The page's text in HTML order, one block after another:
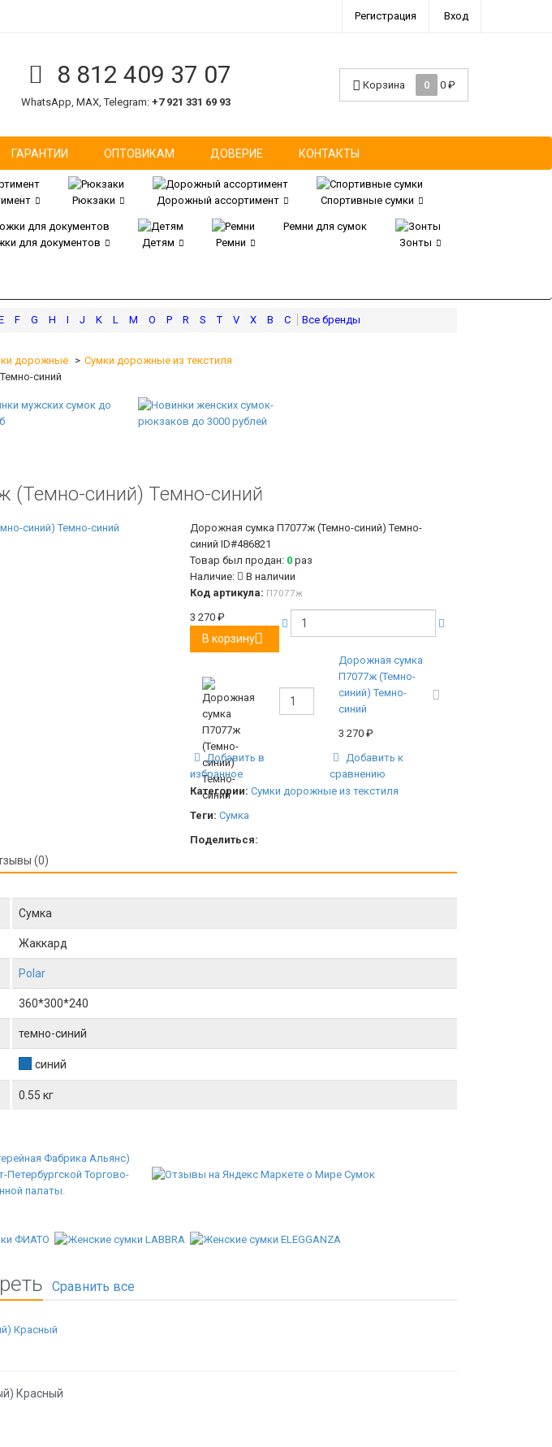
Регистрация Вход
8 812 409 37 07
WhatsApp, MAX, Telegram: +7 921 331 69 93
Корзина 0 0 ₽
ГАРАНТИИ ОПТОВИКАМ ДОВЕРИЕ КОНТАКТЫ
Рюкзаки Дорожный ассортимент Спортивные сумки
для документов Детям Ремни
Ремни для сумок
Зонты
F G H I J K L M O P R S T V X В С
дорожные
Сумки дорожные из текстиля
синий
(Темно-синий) Темно-синий
Дорожная сумка П7077ж (Темно-синий) Темно-
синийID#486821
Товар был продан: 0 раз
Наличие:
В наличии
Код артикула: П7077ж
3 270₽
В корзину
Дорожная сумка
П7077ж (Темно-
синий) Темно-
синий
3 270₽
Добавить в
избранное
Добавить к
сравнению
Категории: Сумки дорожные из текстиля
Теги: Сумка
Поделиться:
(0)
Сумка
Жаккард
Polar
360*300*240
темно-синий
синий
0.55 кг
Красный